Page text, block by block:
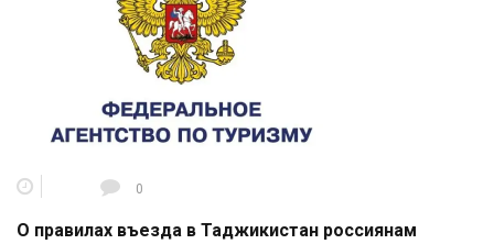
0
О правилах въезда в Таджикистан россиянам